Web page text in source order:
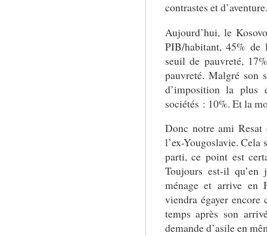
contrastes et d’aventure.
Aujourd’hui, le
PIB/habitant, 45% de
seuil de pauvreté,
pauvreté. Malgré son
d’imposition la
sociétés : 10%. Et la
Donc notre ami Resat
l’ex-Yougoslavie. Cela
parti, ce point est
Toujours est-il
ménage et arrive en
viendra égayer
temps après son
demande d’asile en